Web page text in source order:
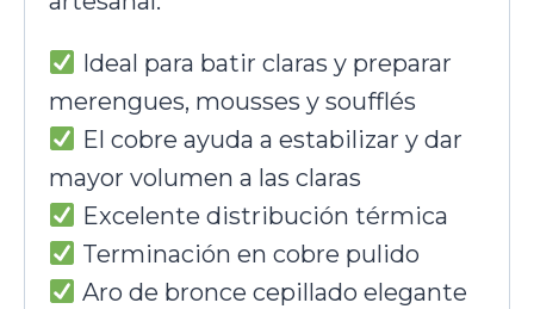
Ideal para batir claras y preparar
merengues, mousses y soufflés
El cobre ayuda a estabilizar y dar
mayor volumen a las claras
Excelente distribución térmica
Terminación en cobre pulido
Aro de bronce cepillado elegante